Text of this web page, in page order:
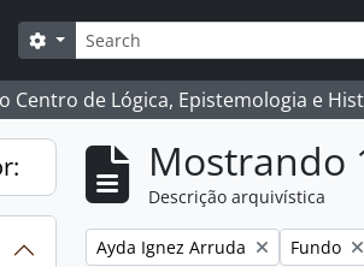
Buscar
Opções de busca
de Lógica, Epistemologia e
Mostrando
Descrição arquivística
Remover filtro:
Ayda Ignez Arruda Fundo